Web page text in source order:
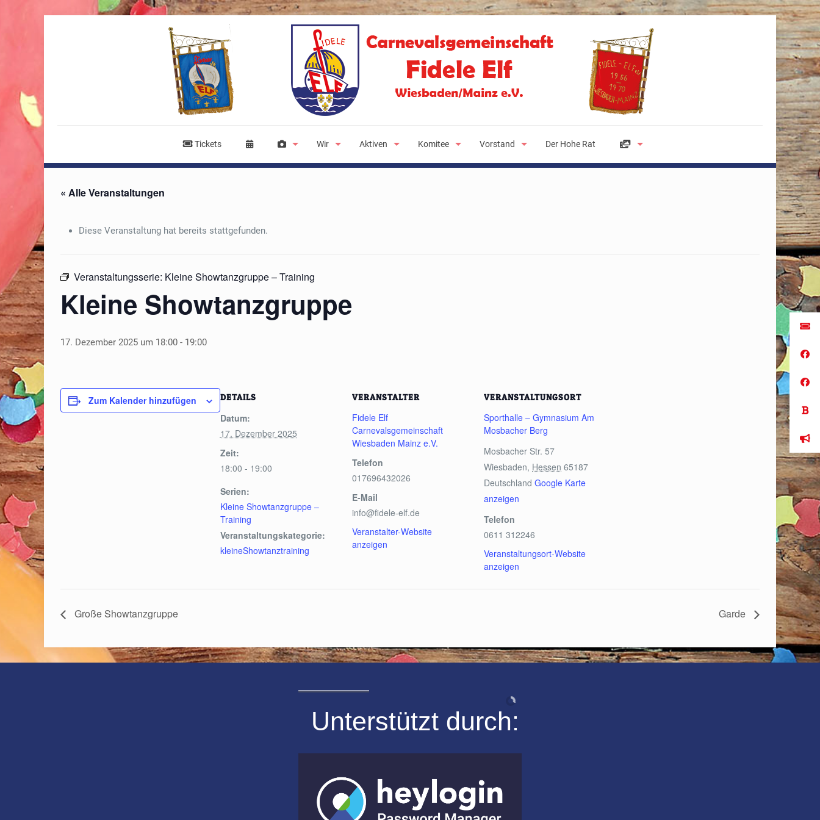
Tickets Wir Aktiven Komitee Vorstand Der Hohe Rat
« Alle Veranstaltungen
Diese Veranstaltung hat bereits stattgefunden.
Veranstaltungsserie: Kleine Showtanzgruppe – Training
Kleine Showtanzgruppe
17. Dezember 2025 um 18:00- 19:00
Zum Kalender hinzufügen DETAILS
Datum:
17. Dezember 2025
Zeit:
18:00 - 19:00
Serien:
Kleine Showtanzgruppe –
Training
Veranstaltungskategorie:
kleineShowtanztraining
VERANSTALTER
Fidele Elf
Carnevalsgemeinschaft
Wiesbaden Mainz e.V.
Telefon
017696432026
E-Mail
info@fidele-elf.de
Veranstalter-Website
anzeigen
VERANSTALTUNGSORT
Sporthalle – Gymnasium Am
Mosbacher Berg
Mosbacher Str. 57
Wiesbaden, Hessen 65187
Deutschland Google Karte
anzeigen
Telefon
0611 312246
Veranstaltungsort-Website
anzeigen
Große Showtanzgruppe Garde
Unterstützt durch: